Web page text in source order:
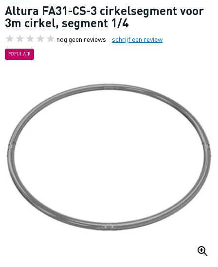
Altura FA31-CS-3 cirkelsegment voor
3m cirkel, segment 1/4
nog geen reviews schrijf een review
POPULAIR